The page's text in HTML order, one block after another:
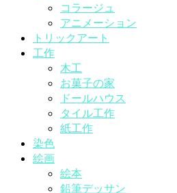
コラージュ
アニメーション
トリックアート
工作
木工
お菓子の家
ドールハウス
タイル工作
紙工作
染色
絵画
絵本
鉛筆デッサン